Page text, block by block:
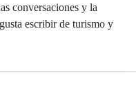
conversaciones y la
escribir de turismo y